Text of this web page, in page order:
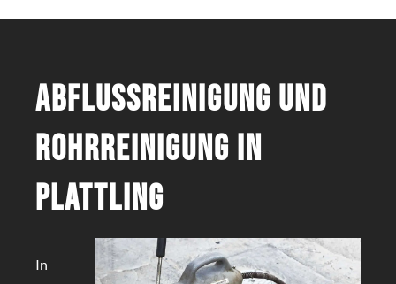
Abflussreinigung und
Rohrreinigung in
Plattling
In